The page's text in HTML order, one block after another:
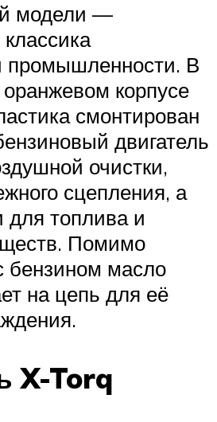
модели —
промышленности. В
корпусе
смонтирован
двигатель
очистки,
сцепления, а
для топлива и
Помимо
бензином масло
на цепь для её
X-Torq